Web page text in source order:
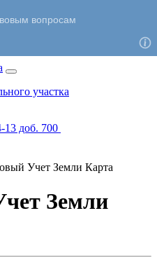
участка
13 доб. 700
Учет Земли Карта
Земли